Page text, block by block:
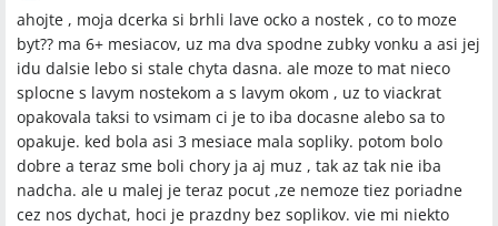
ahojte , moja dcerka si brhli lave ocko a nostek , co to moze
byt?? ma 6+ mesiacov, uz ma dva spodne zubky vonku a asi jej
idu dalsie lebo si stale chyta dasna. ale moze to mat nieco
splocne s lavym nostekom a s lavym okom , uz to viackrat
opakovala taksi to vsimam ci je to iba docasne alebo sa to
opakuje. ked bola asi 3 mesiace mala sopliky. potom bolo
dobre a teraz sme boli chory ja aj muz , tak az tak nie iba
nadcha. ale u malej je teraz pocut ,ze nemoze tiez poriadne
cez nos dychat, hoci je prazdny bez soplikov. vie mi niekto